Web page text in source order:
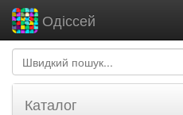
Одіссей
Каталог